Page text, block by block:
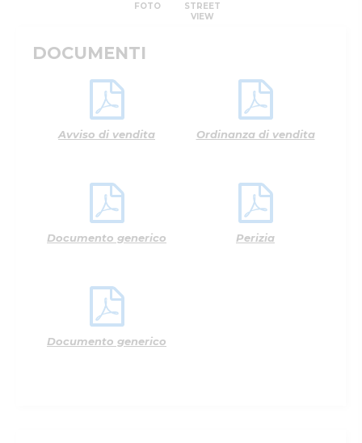
FOTO
STREET
VIEW
DOCUMENTI
Avviso di vendita Ordinanza di vendita
Documento generico Perizia
Documento generico